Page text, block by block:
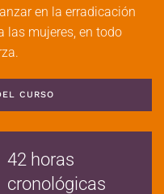
en la erradicación
las mujeres, en todo
CURSO
42 horas
cronológicas